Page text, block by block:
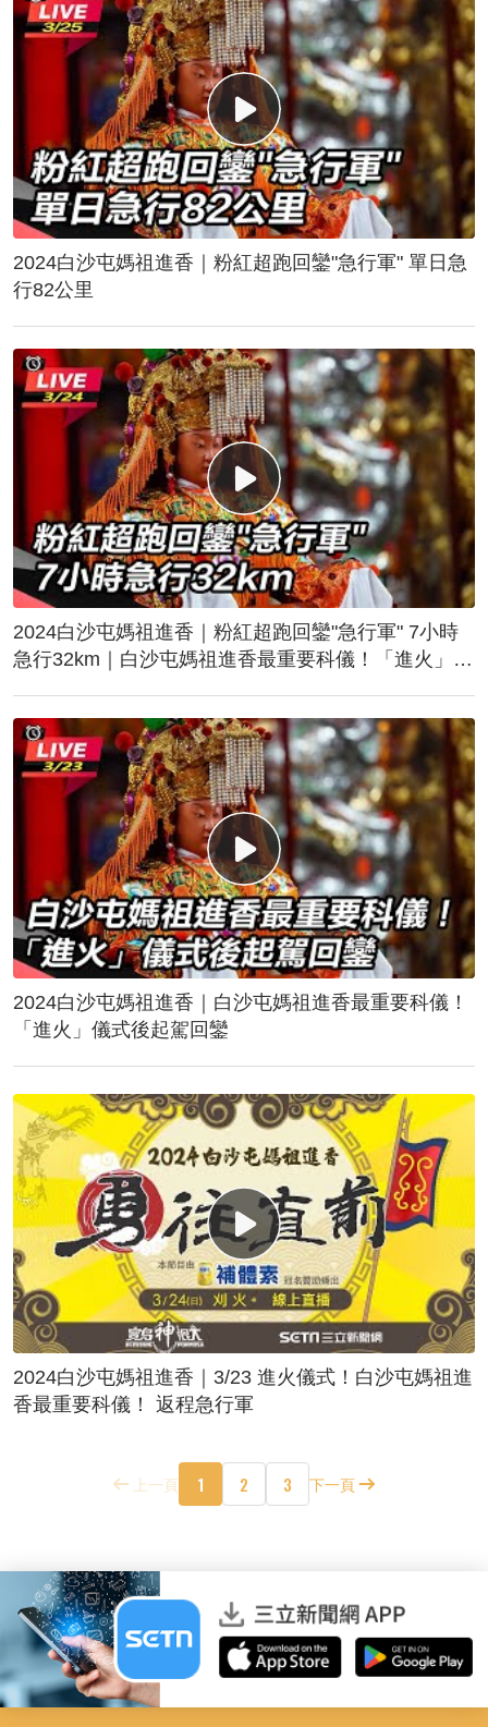
2024白沙屯媽祖進香｜粉紅超跑回鑾"急行軍" 單日急
行82公里
2024白沙屯媽祖進香｜粉紅超跑回鑾"急行軍" 7小時
急行32km｜白沙屯媽祖進香最重要科儀！「進火」儀
2024白沙屯媽祖進香｜白沙屯媽祖進香最重要科儀！
「進火」儀式後起駕回鑾
2024白沙屯媽祖進香｜3/23 進火儀式！白沙屯媽祖進
香最重要科儀！ 返程急行軍
上一頁 1 2 3 下一頁